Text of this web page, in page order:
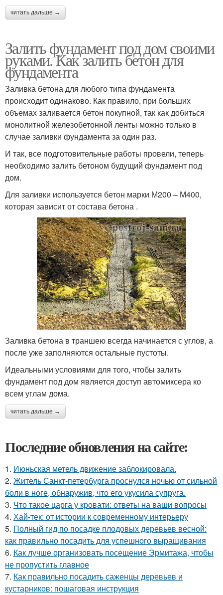
читать дальше →
Залить фундамент под дом своими
руками. Как залить бетон для
фундамента
Заливка бетона для любого типа фундамента
происходит одинаково. Как правило, при больших
объемах заливается бетон покупной, так как добиться
монолитной железобетонной ленты можно только в
случае заливки фундамента за один раз.
И так, все подготовительные работы провели, теперь
необходимо залить бетоном будущий фундамент под
дом.
Для заливки используется бетон марки М200 – М400,
которая зависит от состава бетона .
Заливка бетона в траншею всегда начинается с углов, а
после уже заполняются остальные пустоты.
Идеальными условиями для того, чтобы залить
фундамент под дом является доступ автомиксера ко
всем углам дома.
читать дальше →
Последние обновления на сайте:
1. Июньская метель движение заблокировала.
2. Житель Санкт-петербурга проснулся ночью от сильной
боли в ноге, обнаружив, что его укусила супруга.
3. Что такое царга у кровати: ответы на ваши вопросы
4. Хай-тек: от истории к современному интерьеру
5. Полный гид по посадке плодовых деревьев весной:
как правильно посадить для успешного выращивания
6. Как лучше организовать посещение Эрмитажа, чтобы
не пропустить главное
7. Как правильно посадить саженцы деревьев и
кустарников: пошаговая инструкция